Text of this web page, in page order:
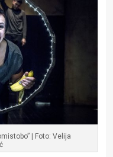
| Foto: Velija